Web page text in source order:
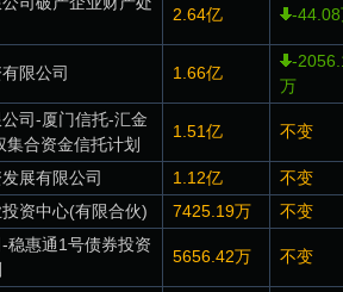
2.64亿 -
限公司 1.66亿
-
万
司-厦门信托-汇金
合资金信托计划
1.51亿 不变
展有限公司 1.12亿
不变
资中心(有限合伙)
7425.19万
不变
稳惠通1号债券投资
5656.42万 不变